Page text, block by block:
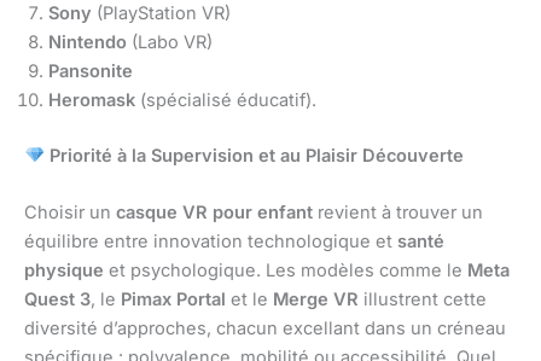
Sony (PlayStation VR)
Nintendo (Labo VR)
Pansonite
Heromask (spécialisé éducatif).
Priorité à la Supervision et au Plaisir Découverte
Choisir un casque VR pour enfant revient à trouver un
équilibre entre innovation technologique et santé
physique et psychologique. Les modèles comme le Meta
Quest 3, le Pimax Portal et le Merge VR illustrent cette
diversité d’approches, chacun excellant dans un créneau